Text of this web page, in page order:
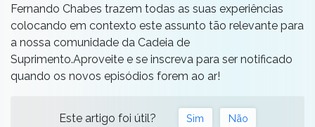
Fernando Chabes trazem todas as suas experiências
colocando em contexto este assunto tão relevante para
a nossa comunidade da Cadeia de
Suprimento.Aproveite e se inscreva para ser notificado
quando os novos episódios forem ao ar!
Este artigo foi útil? Sim Não